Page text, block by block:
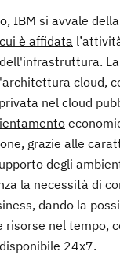
IBM si avvale
è affidata
cloud,
nel cloud
grazie alle
degli
la necessità di
dando la
risorse nel tempo,
24x7.